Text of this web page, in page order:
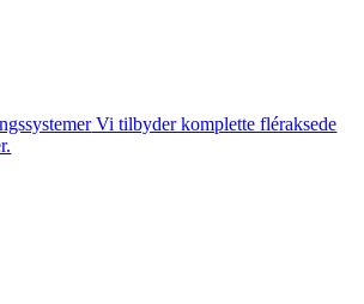
Vi tilbyder komplette fléraksede